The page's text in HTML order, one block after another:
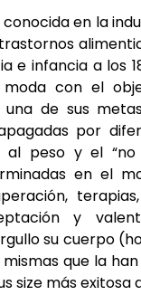
en la
e infancia a los
con el
de sus
por
peso y el “no
en el
y
su cuerpo
mismas que la
size más exitosa